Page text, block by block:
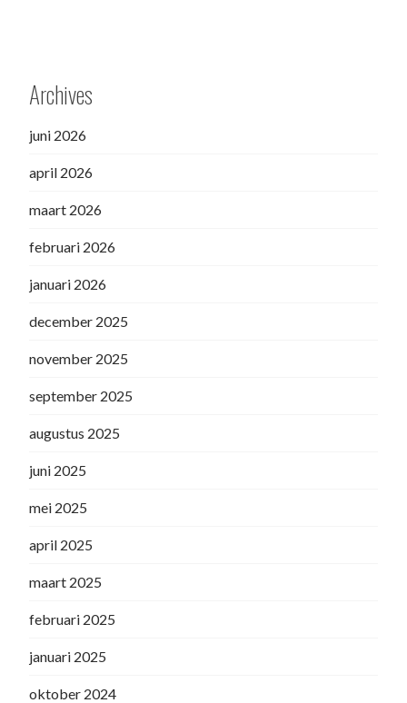
Archives
juni 2026
april 2026
maart 2026
februari 2026
januari 2026
december 2025
november 2025
september 2025
augustus 2025
juni 2025
mei 2025
april 2025
maart 2025
februari 2025
januari 2025
oktober 2024